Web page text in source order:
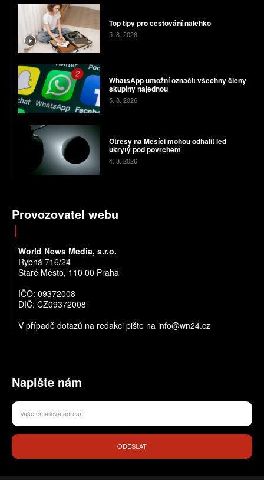
Top tipy pro cestování nalehko
5. 8. 2026
WhatsApp umožní označit všechny členy
skupiny najednou
5. 8. 2026
Otřesy na Měsíci mohou odhalit led
ukrytý pod povrchem
4. 8. 2026
Provozovatel webu
World News Media, s.r.o.
Rybná 716/24
Staré Město, 110 00 Praha
IČO: 09372008
DIČ: CZ09372008
V případě dotazů na redakci pište na info@wn24.cz
Napište nám
ODESLAT